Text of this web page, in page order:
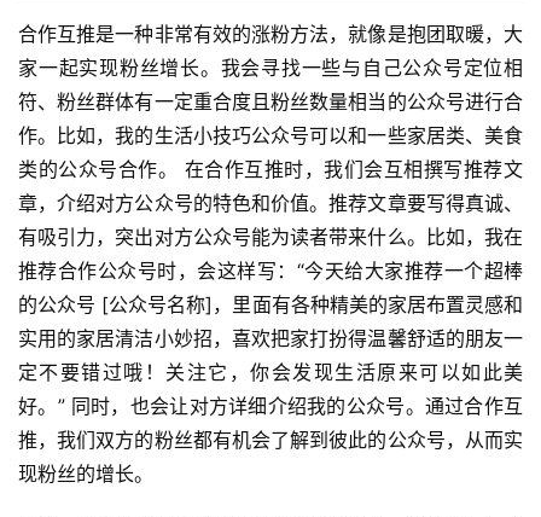
合作互推是一种非常有效的涨粉方法，就像是抱团取暖，大
家一起实现粉丝增长。我会寻找一些与自己公众号定位相
符、粉丝群体有一定重合度且粉丝数量相当的公众号进行合
作。比如，我的生活小技巧公众号可以和一些家居类、美食
类的公众号合作。 在合作互推时，我们会互相撰写推荐文
章，介绍对方公众号的特色和价值。推荐文章要写得真诚、
有吸引力，突出对方公众号能为读者带来什么。比如，我在
推荐合作公众号时，会这样写：“今天给大家推荐一个超棒
的公众号 [公众号名称]，里面有各种精美的家居布置灵感和
实用的家居清洁小妙招，喜欢把家打扮得温馨舒适的朋友一
定不要错过哦！关注它，你会发现生活原来可以如此美
好。” 同时，也会让对方详细介绍我的公众号。通过合作互
推，我们双方的粉丝都有机会了解到彼此的公众号，从而实
现粉丝的增长。